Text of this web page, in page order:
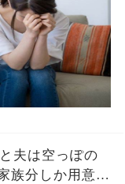
夫は空っぽの
族分しか用意し